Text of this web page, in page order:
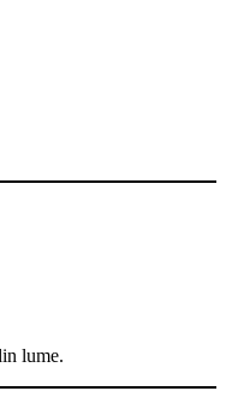
lume.